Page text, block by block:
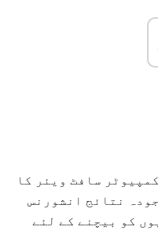
سافٹ ویئر کا
نتائج انشورنس
کو بیچنے کے لئے